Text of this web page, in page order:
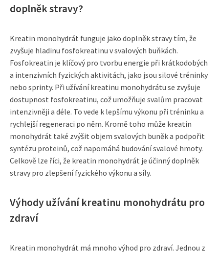
doplněk stravy?
Kreatin monohydrát funguje jako doplněk stravy tím, že
zvyšuje hladinu fosfokreatinu v svalových buňkách.
Fosfokreatin je klíčový pro tvorbu energie při krátkodobých
a intenzivních fyzických aktivitách, jako jsou silové tréninky
nebo sprinty. Při užívání kreatinu monohydrátu se zvyšuje
dostupnost fosfokreatinu, což umožňuje svalům pracovat
intenzivněji a déle. To vede k lepšímu výkonu při tréninku a
rychlejší regeneraci po něm. Kromě toho může kreatin
monohydrát také zvýšit objem svalových buněk a podpořit
syntézu proteinů, což napomáhá budování svalové hmoty.
Celkově lze říci, že kreatin monohydrát je účinný doplněk
stravy pro zlepšení fyzického výkonu a síly.
Výhody užívání kreatinu monohydrátu pro
zdraví
Kreatin monohydrát má mnoho výhod pro zdraví. Jednou z